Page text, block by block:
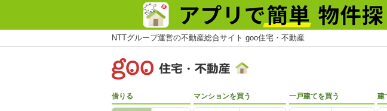
NTTグループ運営の不動産総合サイト goo住宅・不動産
借りる マンションを買う 一戸建てを買う 建